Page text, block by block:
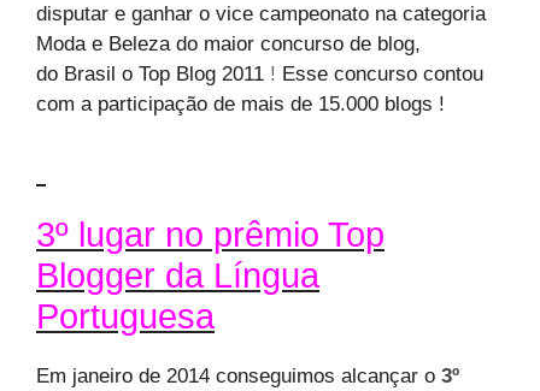
disputar e ganhar o vice campeonato na categoria
Moda e Beleza do maior concurso de blog,
do Brasil o Top Blog 2011 ! Esse concurso contou
com a participação de mais de 15.000 blogs !
3º lugar no prêmio Top
Blogger da Língua
Portuguesa
Em janeiro de 2014 conseguimos alcançar o 3º